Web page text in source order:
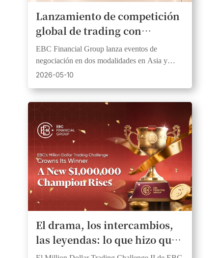
Lanzamiento de competición
global de trading con
importantes premios en
metálico
EBC Financial Group lanza eventos de
negociación en dos modalidades en Asia y
África, ofreciendo competiciones simuladas y
2026-05-10
El drama, los intercambios,
las leyendas: lo que hizo que
el Desafío de Trading del